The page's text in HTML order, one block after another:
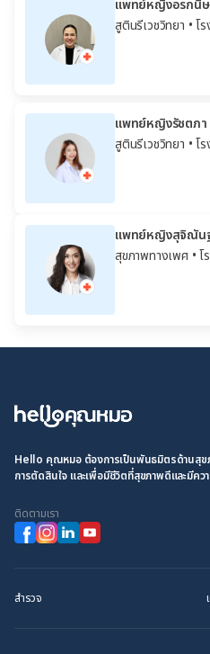
แพทย์หญิงอรกนิ
สูตินรีเวชวิทยา • โ
แพทย์หญิงรัชตภา
สูตินรีเวชวิทยา • โ
แพทย์หญิงสุจิณัน
สุขภาพทางเพศ• โ
Hello คุณหมอ ต้องการเป็นพันธมิตรด้านสุข
การตัดสินใจ และเพื่อมีชีวิตที่สุขภาพดีและมีคว
ติดตามเรา
สำรวจ